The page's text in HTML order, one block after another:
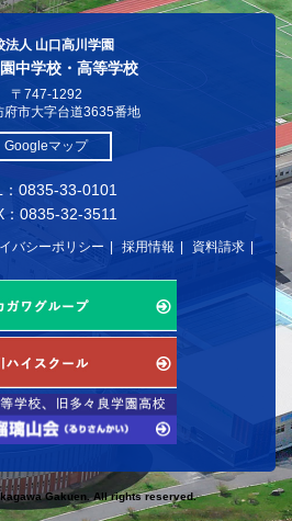
法人 山口高川学園
中学校・高等学校
〒747-1292
府市大字台道3635番地
Googleマップ
0835-33-0101
：0835-32-3511
バシーポリシー 採用情報 資料請求
Gakuen. All rights reserved.